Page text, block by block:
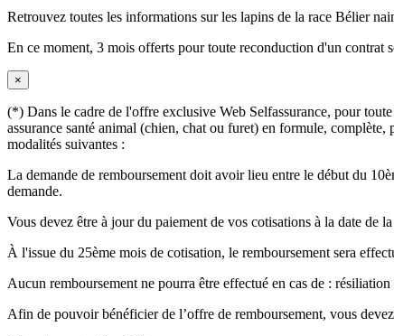
Retrouvez toutes les informations sur les lapins de la race Bélier
En ce moment, 3 mois offerts pour toute reconduction d'un contrat
×
(*) Dans le cadre de l'offre exclusive Web Selfassurance, pour
assurance santé animal (chien, chat ou furet) en formule,
modalités suivantes :
La demande de remboursement doit avoir lieu entre le début du
demande.
Vous devez être à jour du paiement de vos cotisations à la date de
À l'issue du 25ème mois de cotisation, le remboursement sera
Aucun remboursement ne pourra être effectué en cas de :
Afin de pouvoir bénéficier de l’offre de remboursement, vous